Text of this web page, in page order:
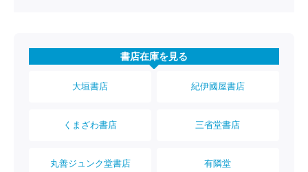
書店在庫を見る
大垣書店 紀伊國屋書店
くまざわ書店 三省堂書店
丸善ジュンク堂書店 有隣堂